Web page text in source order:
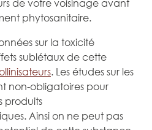
de votre voisinage avant
phytosanitaire.
sur la toxicité
sublétaux de cette
. Les études sur les
non-obligatoires pour
produits
Ainsi on ne peut pas